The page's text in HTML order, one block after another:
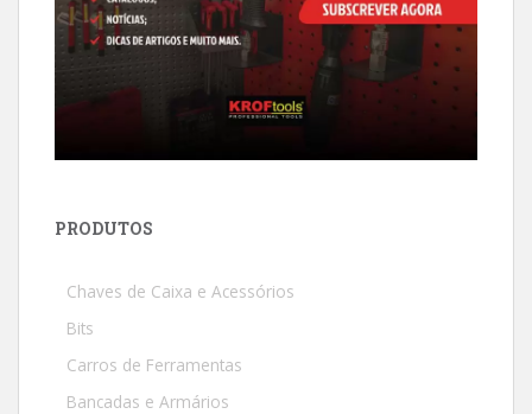
PRODUTOS
Chaves de Caixa e Acessórios
Bits
Carros de Ferramentas
Bancadas e Armários